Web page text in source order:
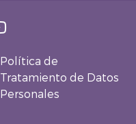
Política de
Tratamiento de Datos
Personales